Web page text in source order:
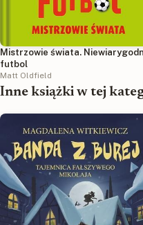
Mistrzowie świata.
futbol
Matt Oldfield
Inne książki w tej